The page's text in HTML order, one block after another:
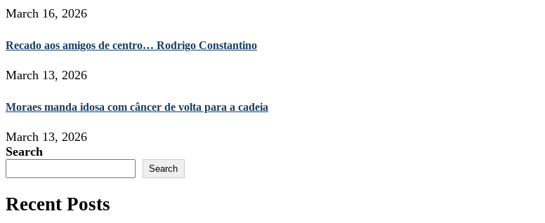
March 16, 2026
Recado aos amigos de centro… Rodrigo Constantino
March 13, 2026
Moraes manda idosa com câncer de volta para a cadeia
March 13, 2026
Search
Search
Recent Posts